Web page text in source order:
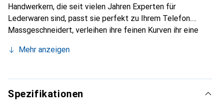
Handwerkern, die seit vielen Jahren Experten für
Lederwaren sind, passt sie perfekt zu Ihrem Telefon.
Massgeschneidert, verleihen ihre feinen Kurven ihr eine
unverzichtbaren Accessoire für Ihr Smartphone.
die Marke Noreve eine sichere Wahl für eine
anspruchsvolle Kundschaft.
Mehr anzeigen
Spezifikationen